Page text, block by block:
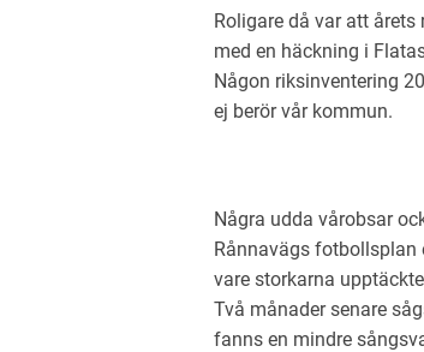
Roligare då var att
med en häckning i
Någon riksinventering
ej berör vår kommun.
Några udda vårobsar
Rånnavägs fotbollsplan
vare storkarna
Två månader senare
fanns en mindre